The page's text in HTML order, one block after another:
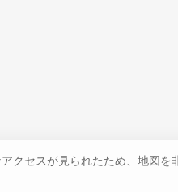
クセスが見られたため、地図を